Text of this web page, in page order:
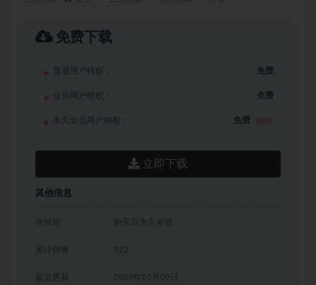
免费下载
普通用户特权： 免费
会员用户特权： 免费
永久会员用户特权： 免费
立即下载
其他信息
有效期 购买后永久有效
累计销量 922
2024年05月09日